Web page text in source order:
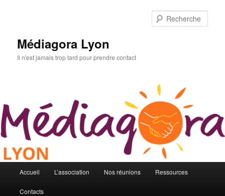
Médiagora Lyon
Il n'est jamais trop tard pour prendre contact
principal
Accueil L’association Nos réunions Ressources
Contacts